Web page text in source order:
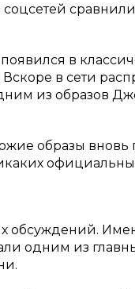
в
в сети
из образов
образы
обсуждений.
одним из